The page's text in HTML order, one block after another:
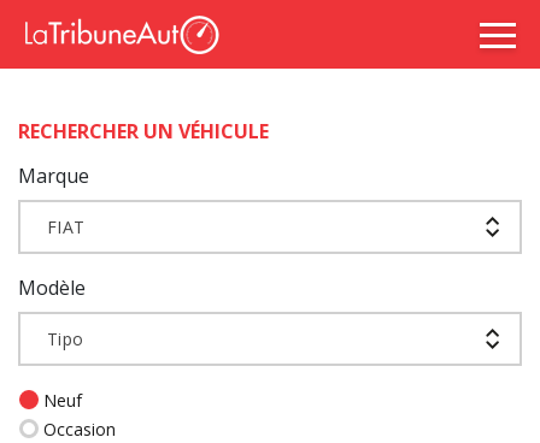
RECHERCHER UN VÉHICULE
Marque
FIAT
Modèle
Tipo
Neuf
Occasion